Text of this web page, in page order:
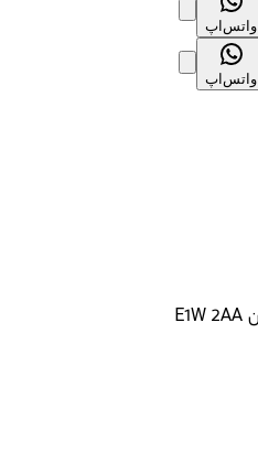
واتس‌اپ
واتس‌اپ